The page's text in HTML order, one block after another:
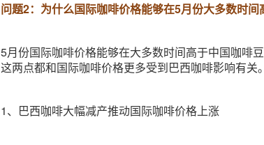
问题2：为什么国际咖啡价格能够在5月份大多数时间
5月份国际咖啡价格能够在大多数时间高于中国咖啡
这两点都和国际咖啡价格更多受到巴西咖啡影响有关。
1、巴西咖啡大幅减产推动国际咖啡价格上涨